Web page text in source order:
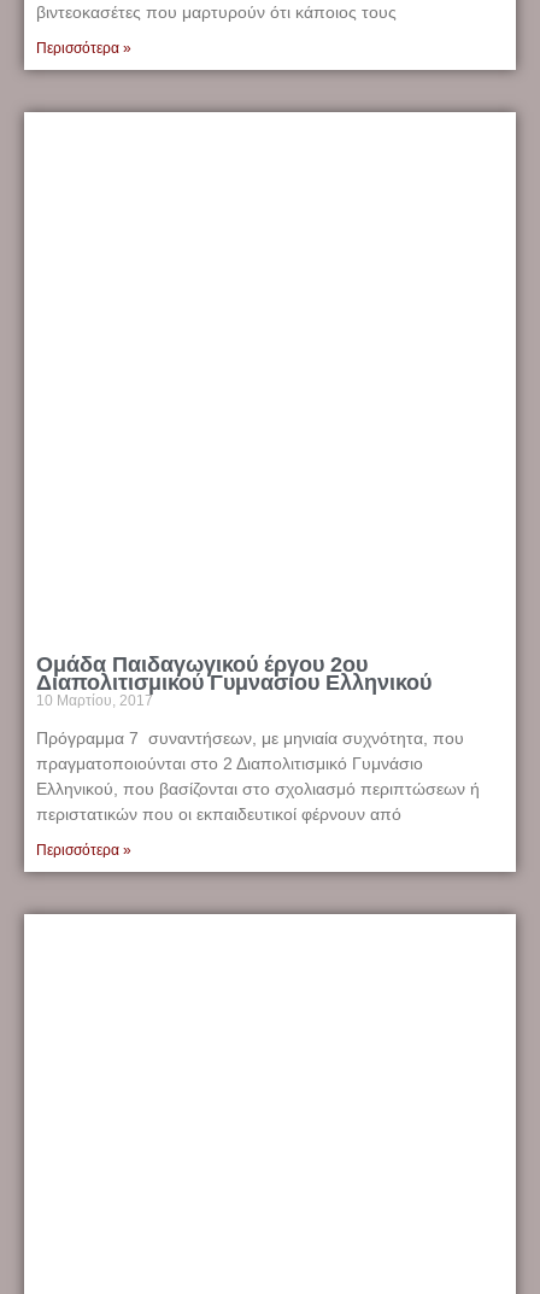
βιντεοκασέτες που μαρτυρούν ότι κάποιος τους
Περισσότερα »
Ομάδα Παιδαγωγικού έργου 2ου
Διαπολιτισμικού Γυμνασίου Ελληνικού
10 Μαρτίου, 2017
Πρόγραμμα 7 συναντήσεων, με μηνιαία συχνότητα, που
πραγματοποιούνται στο 2 Διαπολιτισμικό Γυμνάσιο
Ελληνικού, που βασίζονται στο σχολιασμό περιπτώσεων ή
περιστατικών που οι εκπαιδευτικοί φέρνουν από
Περισσότερα »